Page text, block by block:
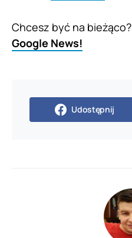
Chcesz być na bieżąco?
Google News!
Udostępnij